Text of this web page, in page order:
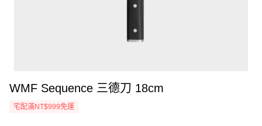
WMF Sequence 三德刀 18cm
宅配滿NT$999免運